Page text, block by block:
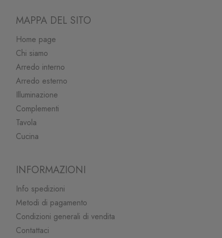
MAPPA DEL SITO
Home page
Chi siamo
Arredo interno
Arredo esterno
Illuminazione
Complementi
Tavola
Cucina
INFORMAZIONI
Info spedizioni
Metodi di pagamento
Condizioni generali di vendita
Contattaci